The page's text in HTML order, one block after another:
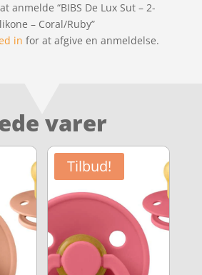
anmelde “BIBS De Lux Sut – 2-
– Coral/Ruby”
in for at afgive en anmeldelse.
varer
Tilbud!